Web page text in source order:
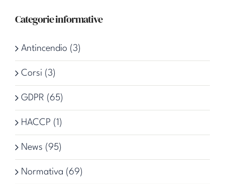
Categorie informative
Antincendio (3)
Corsi (3)
GDPR (65)
HACCP (1)
News (95)
Normativa (69)